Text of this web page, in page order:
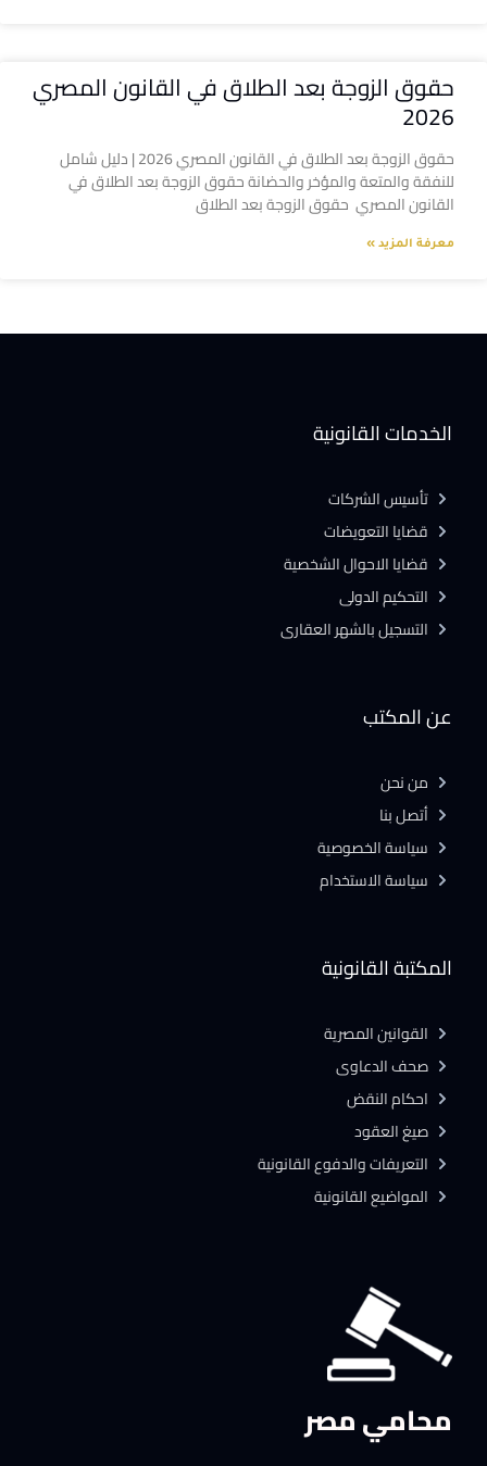
حقوق الزوجة بعد الطلاق في القانون المصري
2026
حقوق الزوجة بعد الطلاق في القانون المصري 2026 | دليل شامل
للنفقة والمتعة والمؤخر والحضانة حقوق الزوجة بعد الطلاق في
القانون المصري حقوق الزوجة بعد الطلاق
معرفة المزيد »
محامي مصر
المكتبة القانونية
القوانين المصرية
صحف الدعاوى
احكام النقض
صيغ العقود
التعريفات والدفوع القانونية
المواضيع القانونية
عن المكتب
من نحن
أتصل بنا
سياسة الخصوصية
سياسة الاستخدام
الخدمات القانونية
تأسيس الشركات
قضايا التعويضات
قضايا الاحوال الشخصية
التحكيم الدولى
التسجيل بالشهر العقارى